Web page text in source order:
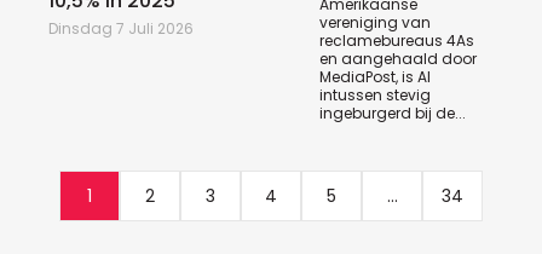
Dinsdag 7 Juli 2026
Amerikaanse
vereniging van
reclamebureaus 4As
en aangehaald door
MediaPost, is AI
intussen stevig
ingeburgerd bij de...
1 2 3 4 5 ... 34